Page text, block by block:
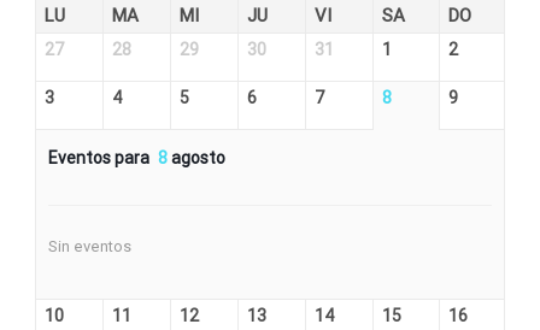
LU MA MI JU VI SA DO
27 28 29 30 31 1 2
3 4 5 6 7 8 9
Eventos para 8agosto
Sin eventos
10 11 12 13 14 15 16